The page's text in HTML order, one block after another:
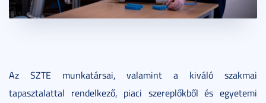
Az SZTE munkatársai, valamint a kiváló szakmai
tapasztalattal rendelkező, piaci szereplőkből és egyetemi